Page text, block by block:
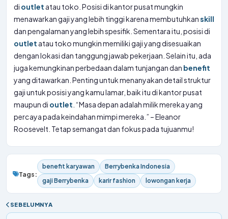
di outlet atau toko. Posisi di kantor pusat mungkin
menawarkan gaji yang lebih tinggi karena membutuhkanskill
dan pengalaman yang lebih spesifik. Sementara itu, posisi di
outlet atau toko mungkin memiliki gaji yang disesuaikan
dengan lokasi dan tanggung jawab pekerjaan. Selain itu, ada
juga kemungkinan perbedaan dalam tunjangan dan benefit
yang ditawarkan. Penting untuk menanyakan detail struktur
gaji untuk posisi yang kamu lamar, baik itu di kantor pusat
maupun di outlet . “Masa depan adalah milik mereka yang
percaya pada keindahan mimpi mereka.” – Eleanor
Roosevelt. Tetap semangat dan fokus pada tujuanmu!
Tags:
benefit karyawan
Berrybenka Indonesia
gaji Berrybenka
karir fashion lowongan kerja
SEBELUMNYA